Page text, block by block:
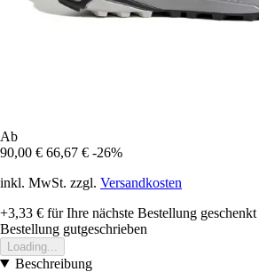
Ab
90,00 € 66,67 € -26%
inkl. MwSt. zzgl. Versandkosten
+3,33 € für Ihre nächste Bestellung geschenkt
Bestellung gutgeschrieben
Loading...
Beschreibung